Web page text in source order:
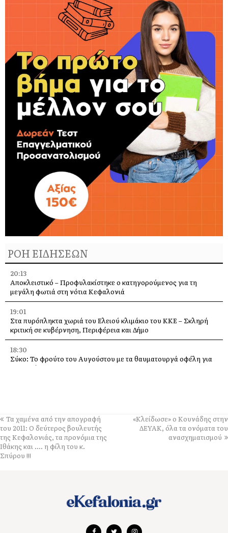
ΡΟΗ ΕΙΔΗΣΕΩΝ
20:13
Αποκλειστικό – Προφυλακίστηκε ο κατηγορούμενος για τη
μεγάλη φωτιά στη νότια Κεφαλονιά
19:01
Στα πυρόπληκτα χωριά του Ελειού κλιμάκιο του ΚΚΕ – Σκληρή
κριτική σε κυβέρνηση, Περιφέρεια και Δήμο
18:30
Σύκο: Το φρούτο του Αυγούστου με τα θαυματουργά οφέλη για
την υγεία
14:14
Επιβαρυμένη ατμόσφαιρα από τις πυρκαγιές: Τα μέτρα
προστασίας που συνιστά ο Πανελλήνιος Ιατρικός Σύλλογος
Saristra & Verbena festival, φέρνουν στις 9 Αυγούστου στην
Τα χαμένα από την απογραφή
του 2011: Ο δεύτερος βουλευτής
της Κεφαλονιάς, τα προνόμια της
Ιθάκης και …. η φίλη του κ.
Σπύρου !!!
«Κλείδωσε» ο Κουνάδης στην
ΔΕΥΑΚ, όλα τα ονόματα του
ανασχηματισμού